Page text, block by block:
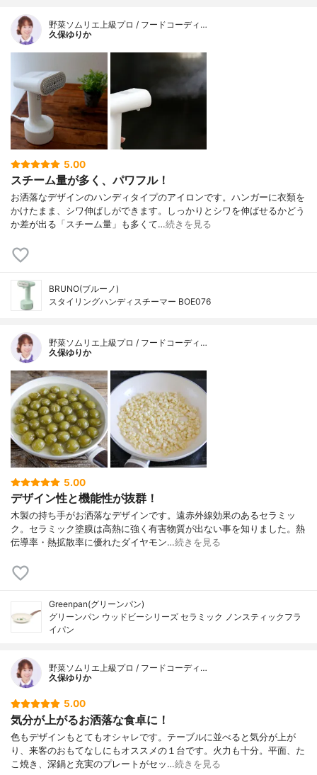
野菜ソムリエ上級プロ / フードコーディ…
久保ゆりか
5.00
スチーム量が多く、パワフル！
お洒落なデザインのハンディタイプのアイロンです。ハンガーに衣類を
かけたまま、シワ伸ばしができます。しっかりとシワを伸ばせるかどう
か差が出る「スチーム量」も多くて…続きを見る
BRUNO(ブルーノ)
スタイリングハンディスチーマー BOE076
野菜ソムリエ上級プロ / フードコーディ…
久保ゆりか
5.00
デザイン性と機能性が抜群！
木製の持ち手がお洒落なデザインです。遠赤外線効果のあるセラミッ
ク。セラミック塗膜は高熱に強く有害物質が出ない事を知りました。熱
伝導率・熱拡散率に優れたダイヤモン…続きを見る
Greenpan(グリーンパン)
グリーンパン ウッドビーシリーズ セラミック ノンスティックフラ
イパン
野菜ソムリエ上級プロ / フードコーディ…
久保ゆりか
5.00
気分が上がるお洒落な食卓に！
色もデザインもとてもオシャレです。テーブルに並べると気分が上が
り、来客のおもてなしにもオススメの１台です。火力も十分。平面、た
こ焼き、深鍋と充実のプレートがセッ…続きを見る